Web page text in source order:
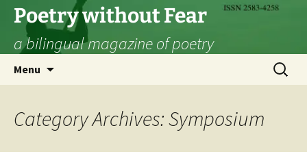
Skip
content
Poetry without Fear
a bilingual magazine of poetry
Menu
Search
for:
Category Archives: Symposium